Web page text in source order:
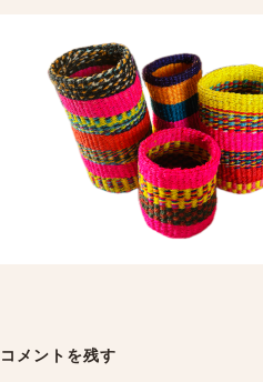
navigation
コメントを残す